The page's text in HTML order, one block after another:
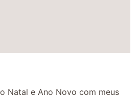
Natal e Ano Novo com meus